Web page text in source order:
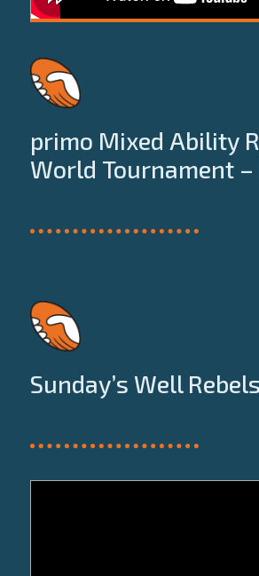
primo Mixed Ability
World Tournament –
Sunday’s Well